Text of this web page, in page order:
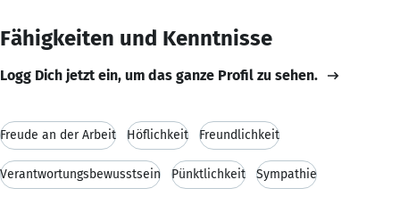
Fähigkeiten und Kenntnisse
Logg Dich jetzt ein, um das ganze Profil zu sehen.
Freude an der Arbeit Höflichkeit Freundlichkeit
Verantwortungsbewusstsein Pünktlichkeit Sympathie